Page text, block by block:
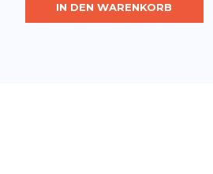
IN DEN WARENKORB